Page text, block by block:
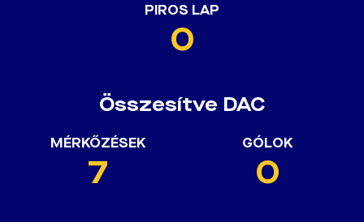
PIROS LAP
0
Összesítve DAC
MÉRKŐZÉSEK
7
GÓLOK
0